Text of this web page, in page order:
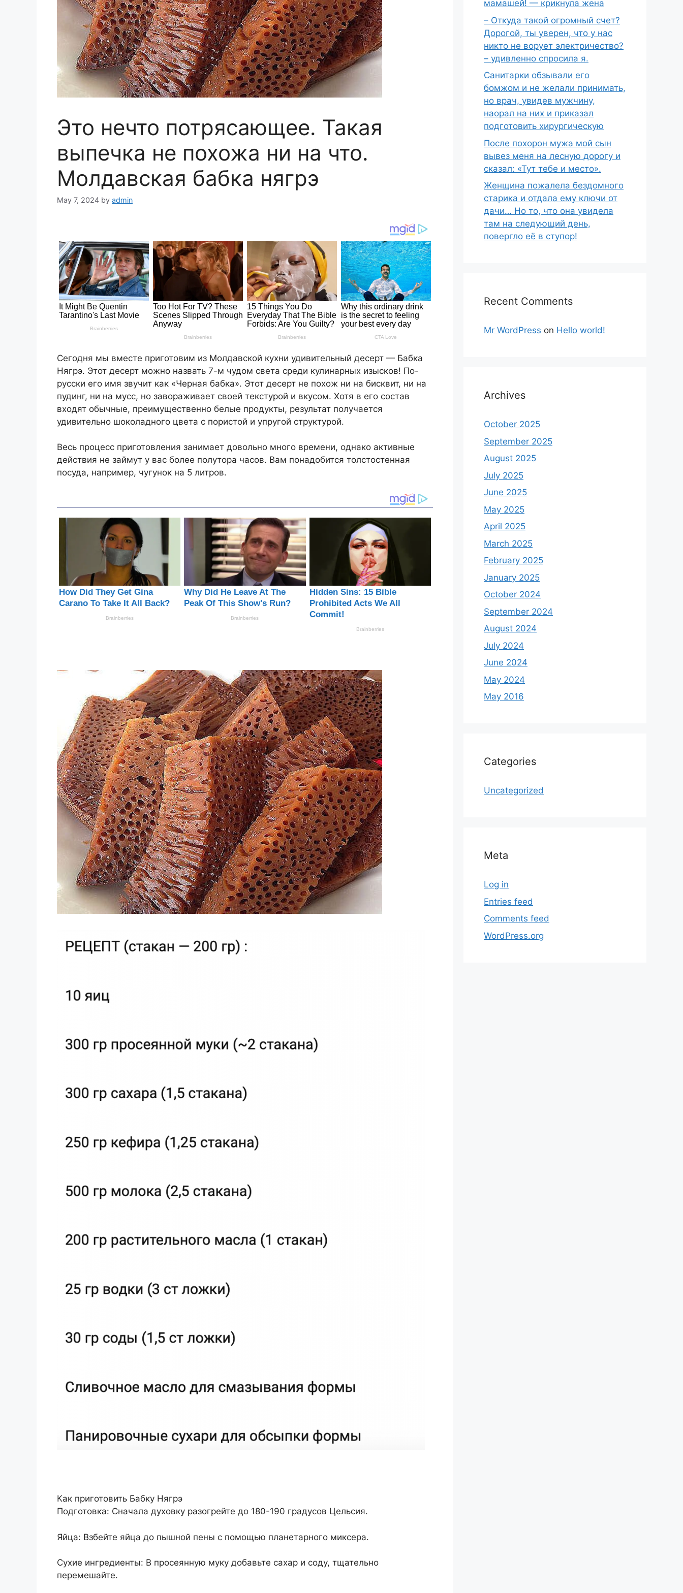
Это нечто потрясающее. Такая
выпечка не похожа ни на что.
Молдавская бабка нягрэ
May 7, 2024 by admin
Сегодня мы вместе приготовим из Молдавской кухни удивительный десерт — Бабка
Нягрэ. Этот десерт можно назвать 7-м чудом света среди кулинарных изысков! По-
русски его имя звучит как «Черная бабка». Этот десерт не похож ни на бисквит, ни на
пудинг, ни на мусс, но завораживает своей текстурой и вкусом. Хотя в его состав
входят обычные, преимущественно белые продукты, результат получается
удивительно шоколадного цвета с пористой и упругой структурой.
Весь процесс приготовления занимает довольно много времени, однако активные
действия не займут у вас более полутора часов. Вам понадобится толстостенная
посуда, например, чугунок на 5 литров.
Как приготовить Бабку Нягрэ
Подготовка: Сначала духовку разогрейте до 180-190 градусов Цельсия.
Яйца: Взбейте яйца до пышной пены с помощью планетарного миксера.
Сухие ингредиенты: В просеянную муку добавьте сахар и соду, тщательно
перемешайте.
мамашей! — крикнула жена
– Откуда такой огромный счет?
Дорогой, ты уверен, что у нас
никто не ворует электричество?
– удивленно спросила я.
Санитарки обзывали его
бомжом и не желали принимать,
но врач, увидев мужчину,
наорал на них и приказал
подготовить хирургическую
После похорон мужа мой сын
вывез меня на лесную дорогу и
сказал: «Тут тебе и место».
Женщина пожалела бездомного
старика и отдала ему ключи от
дачи… Но то, что она увидела
там на следующий день,
повергло её в ступор!
Recent Comments
Mr WordPress on Hello world!
Archives
October 2025
September 2025
August 2025
July 2025
June 2025
May 2025
April 2025
March 2025
February 2025
January 2025
October 2024
September 2024
August 2024
July 2024
June 2024
May 2024
May 2016
Categories
Uncategorized
Meta
Log in
Entries feed
Comments feed
WordPress.org